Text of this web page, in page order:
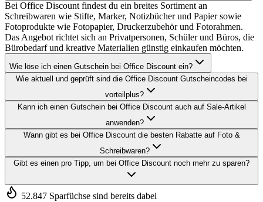
Bei Office Discount findest du ein breites Sortiment an
Schreibwaren wie Stifte, Marker, Notizbücher und Papier sowie
Fotoprodukte wie Fotopapier, Druckerzubehör und Fotorahmen.
Das Angebot richtet sich an Privatpersonen, Schüler und Büros, die
Bürobedarf und kreative Materialien günstig einkaufen möchten.
Wie löse ich einen Gutschein bei Office Discount ein?
Wie aktuell und geprüft sind die Office Discount Gutscheincodes bei
vorteilplus?
Kann ich einen Gutschein bei Office Discount auch auf Sale-Artikel
anwenden?
Wann gibt es bei Office Discount die besten Rabatte auf Foto &
Schreibwaren?
Gibt es einen pro Tipp, um bei Office Discount noch mehr zu sparen?
52.847 Sparfüchse sind bereits dabei